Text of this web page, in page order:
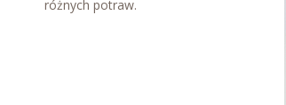
różnych potraw.